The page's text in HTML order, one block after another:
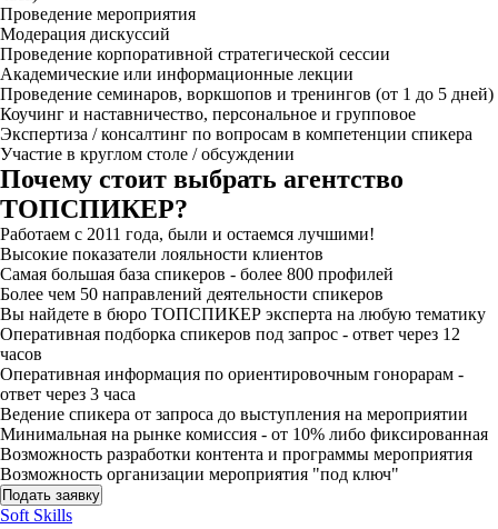
Проведение мероприятия
Модерация дискуссий
Проведение корпоративной стратегической сессии
Академические или информационные лекции
Проведение семинаров, воркшопов и тренингов (от 1 до 5 дней)
Коучинг и наставничество, персональное и групповое
Экспертиза / консалтинг по вопросам в компетенции спикера
Участие в круглом столе / обсуждении
Почему стоит выбрать агентство
ТОПСПИКЕР?
Работаем с 2011 года, были и остаемся лучшими!
Высокие показатели лояльности клиентов
Самая большая база спикеров - более 800 профилей
Более чем 50 направлений деятельности спикеров
Вы найдете в бюро ТОПСПИКЕР эксперта на любую тематику
Оперативная подборка спикеров под запрос - ответ через 12
часов
Оперативная информация по ориентировочным гонорарам -
ответ через 3 часа
Ведение спикера от запроса до выступления на мероприятии
Минимальная на рынке комиссия - от 10% либо фиксированная
Возможность разработки контента и программы мероприятия
Возможность организации мероприятия "под ключ"
Подать заявку
Soft Skills